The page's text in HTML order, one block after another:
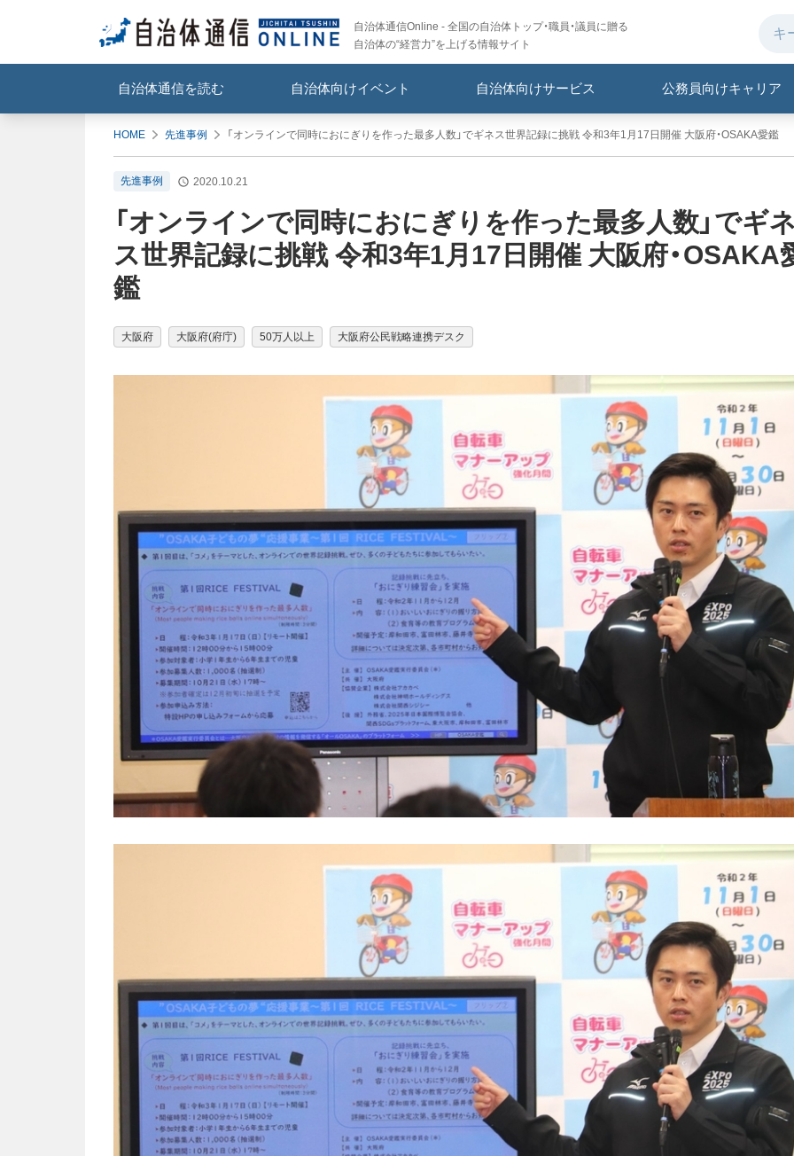
自治体通信Online - 全国の自治体トップ・職員・議員に贈る
自治体の“経営力”を上げる情報サイト
自治体通信を読む 自治体向けイベント 自治体向けサービス 公務員向けキャリア
HOME 先進事例 「オンラインで同時におにぎりを作った最多人数」でギネス世界記録に挑戦 令和3年1月17日開催 大阪府・OSAKA愛鑑
先進事例 2020.10.21
「オンラインで同時におにぎりを作った最多人数」でギ
ス世界記録に挑戦 令和3年1月17日開催 大阪府・OSAKA
鑑
大阪府 大阪府(府庁) 50万人以上 大阪府公民戦略連携デスク